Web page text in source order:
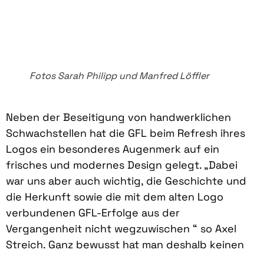
Fotos Sarah Philipp und Manfred Löffler
Neben der Beseitigung von handwerklichen
Schwachstellen hat die GFL beim Refresh ihres
Logos ein besonderes Augenmerk auf ein
frisches und modernes Design gelegt. „Dabei
war uns aber auch wichtig, die Geschichte und
die Herkunft sowie die mit dem alten Logo
verbundenen GFL-Erfolge aus der
Vergangenheit nicht wegzuwischen “ so Axel
Streich. Ganz bewusst hat man deshalb keinen